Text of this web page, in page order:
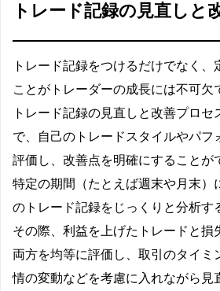
トレード記録の見直しと
トレード記録をつけるだけでなく、
ことがトレーダーの成長には不可欠
トレード記録の見直しと改善プロセ
で、自己のトレードスタイルやパフ
評価し、改善点を明確にすることが
特定の期間（たとえば週末や月末）
のトレード記録をじっくりと分析す
その際、利益を上げたトレードと損
両方を均等に評価し、取引のタイミ
情の変動などを考慮に入れながら見